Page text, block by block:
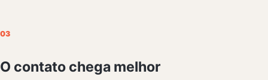
03
O contato chega melhor